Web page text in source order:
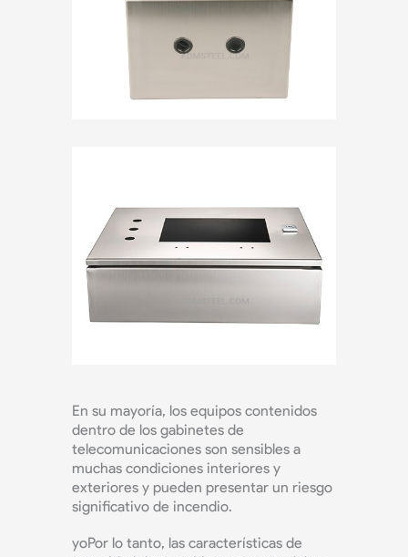
En su mayoría, los equipos contenidos
dentro de los gabinetes de
telecomunicaciones son sensibles a
muchas condiciones interiores y
exteriores y pueden presentar un riesgo
significativo de incendio.
yoPor lo tanto, las características de